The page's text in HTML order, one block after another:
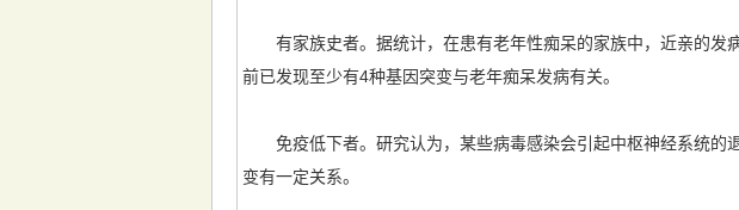
有家族史者。据统计，在患有老年性痴呆的家族中，近亲的发
前已发现至少有4种基因突变与老年痴呆发病有关。
免疫低下者。研究认为，某些病毒感染会引起中枢神经系统的
变有一定关系。